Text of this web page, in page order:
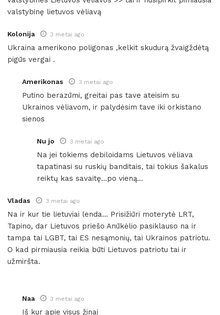
valstybinę lietuvos vėliavą
Kolonija 3 metai ago
Ukraina amerikono poligonas ,kelkit skudurą žvaigždėtą
pigūs vergai .
Amerikonas 3 metai ago
Putino berazūmi, greitai pas tave ateisim su
Ukrainos vėliavom, ir palydėsim tave iki orkistano
sienos
Nu jo 3 metai ago
Na jei tokiems debiloidams Lietuvos vėliava
tapatinasi su ruskių banditais, tai tokius šakalus
reiktų kas savaitę…po vieną…
Vladas 3 metai ago
Na ir kur tie lietuviai lenda… Prisižiūri moterytė LRT,
Tapino, dar Lietuvos priešo Anūkėlio pasiklauso na ir
tampa tai LGBT, tai ES nesąmonių, tai Ukrainos patriotu.
O kad pirmiausia reikia būti Lietuvos patriotu tai ir
užmiršta.
Naa 3 metai ago
Iš kur apie visus žinai